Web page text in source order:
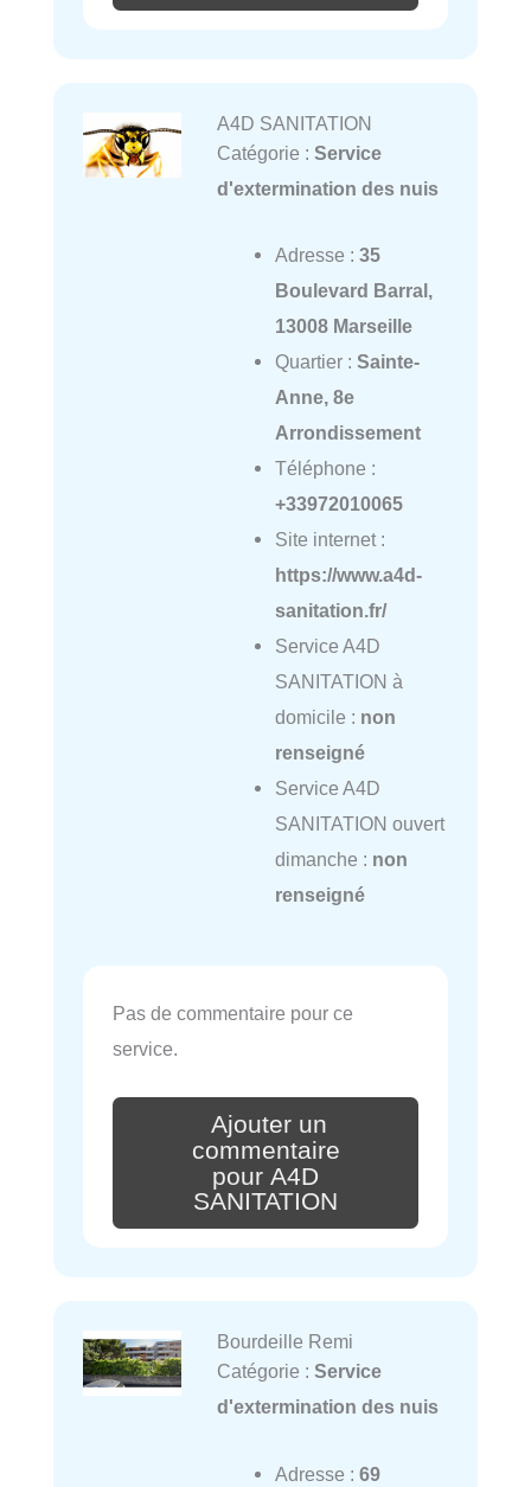
A4D SANITATION
Catégorie : Service
d'extermination des nuis
Adresse : 35
Boulevard Barral,
13008 Marseille
Quartier : Sainte-
Anne, 8e
Arrondissement
Téléphone :
+33972010065
Site internet :
https://www.a4d-
sanitation.fr/
Service A4D
SANITATION à
domicile : non
renseigné
Service A4D
SANITATION ouvert
dimanche : non
renseigné
Pas de commentaire pour ce
service.
Ajouter un
commentaire
pour A4D
SANITATION
Bourdeille Remi
Catégorie : Service
d'extermination des nuis
Adresse : 69